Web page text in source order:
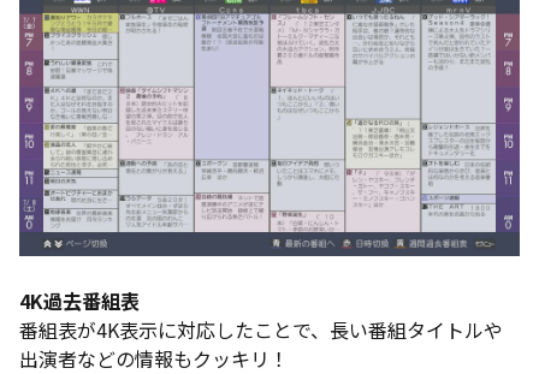
4K過去番組表
番組表が4K表示に対応したことで、長い番組タイトルや
出演者などの情報もクッキリ！